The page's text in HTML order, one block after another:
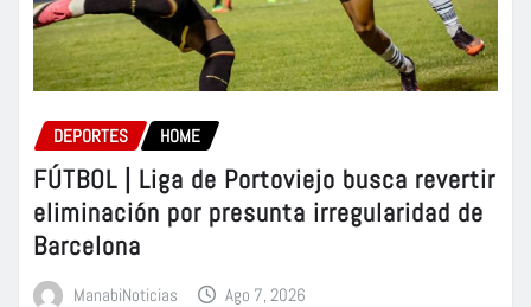
DEPORTES HOME
FÚTBOL | Liga de Portoviejo busca revertir
eliminación por presunta irregularidad de
Barcelona
ManabiNoticias Ago 7, 2026